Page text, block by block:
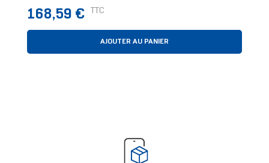
Prix
168,59 € TTC
AJOUTER AU PANIER